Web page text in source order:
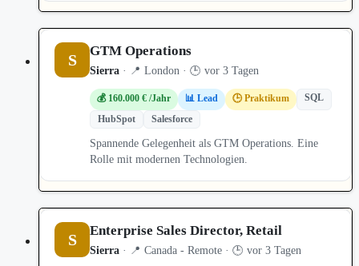
S GTM Operations
Sierra · 📍 London · 🕒 vor 3 Tagen
💰 160.000 € /Jahr 📊 Lead 🕒 Praktikum
SQL
HubSpot
Salesforce
Spannende Gelegenheit als GTM Operations. Eine
Rolle mit modernen Technologien.
S Enterprise Sales Director, Retail
Sierra · 📍 Canada - Remote · 🕒 vor 3 Tagen